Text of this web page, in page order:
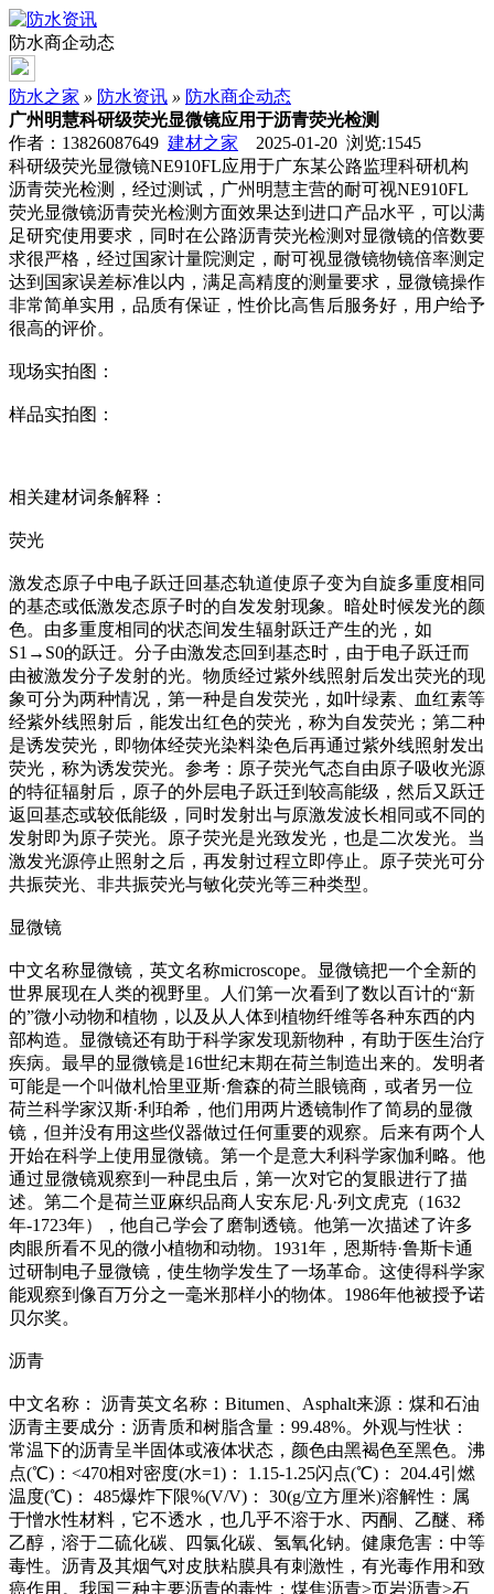
防水商企动态
防水之家 » 防水资讯 » 防水商企动态
广州明慧科研级荧光显微镜应用于沥青荧光检测
作者：13826087649 建材之家 2025-01-20 浏览:1545
科研级荧光显微镜NE910FL应用于广东某公路监理科研机构
沥青荧光检测，经过测试，广州明慧主营的耐可视NE910FL
荧光显微镜沥青荧光检测方面效果达到进口产品水平，可以满
足研究使用要求，同时在公路沥青荧光检测对显微镜的倍数要
求很严格，经过国家计量院测定，耐可视显微镜物镜倍率测定
达到国家误差标准以内，满足高精度的测量要求，显微镜操作
非常简单实用，品质有保证，性价比高售后服务好，用户给予
很高的评价。
现场实拍图：
样品实拍图：
相关建材词条解释：
荧光
激发态原子中电子跃迁回基态轨道使原子变为自旋多重度相同
的基态或低激发态原子时的自发发射现象。暗处时候发光的颜
色。由多重度相同的状态间发生辐射跃迁产生的光，如
S1→S0的跃迁。分子由激发态回到基态时，由于电子跃迁而
由被激发分子发射的光。物质经过紫外线照射后发出荧光的现
象可分为两种情况，第一种是自发荧光，如叶绿素、血红素等
经紫外线照射后，能发出红色的荧光，称为自发荧光；第二种
是诱发荧光，即物体经荧光染料染色后再通过紫外线照射发出
荧光，称为诱发荧光。参考：原子荧光气态自由原子吸收光源
的特征辐射后，原子的外层电子跃迁到较高能级，然后又跃迁
返回基态或较低能级，同时发射出与原激发波长相同或不同的
发射即为原子荧光。原子荧光是光致发光，也是二次发光。当
激发光源停止照射之后，再发射过程立即停止。原子荧光可分
共振荧光、非共振荧光与敏化荧光等三种类型。
显微镜
中文名称显微镜，英文名称microscope。显微镜把一个全新的
世界展现在人类的视野里。人们第一次看到了数以百计的“新
的”微小动物和植物，以及从人体到植物纤维等各种东西的内
部构造。显微镜还有助于科学家发现新物种，有助于医生治疗
疾病。最早的显微镜是16世纪末期在荷兰制造出来的。发明者
可能是一个叫做札恰里亚斯·詹森的荷兰眼镜商，或者另一位
荷兰科学家汉斯·利珀希，他们用两片透镜制作了简易的显微
镜，但并没有用这些仪器做过任何重要的观察。后来有两个人
开始在科学上使用显微镜。第一个是意大利科学家伽利略。他
通过显微镜观察到一种昆虫后，第一次对它的复眼进行了描
述。第二个是荷兰亚麻织品商人安东尼·凡·列文虎克（1632
年-1723年），他自己学会了磨制透镜。他第一次描述了许多
肉眼所看不见的微小植物和动物。1931年，恩斯特·鲁斯卡通
过研制电子显微镜，使生物学发生了一场革命。这使得科学家
能观察到像百万分之一毫米那样小的物体。1986年他被授予诺
贝尔奖。
沥青
中文名称： 沥青英文名称：Bitumen、Asphalt来源：煤和石油
沥青主要成分：沥青质和树脂含量：99.48%。外观与性状：
常温下的沥青呈半固体或液体状态，颜色由黑褐色至黑色。沸
点(℃)：<470相对密度(水=1)： 1.15-1.25闪点(℃)： 204.4引燃
温度(℃)： 485爆炸下限%(V/V)： 30(g/立方厘米)溶解性：属
于憎水性材料，它不透水，也几乎不溶于水、丙酮、乙醚、稀
乙醇，溶于二硫化碳、四氯化碳、氢氧化钠。健康危害：中等
毒性。沥青及其烟气对皮肤粘膜具有刺激性，有光毒作用和致
癌作用。我国三种主要沥青的毒性：煤焦沥青>页岩沥青>石